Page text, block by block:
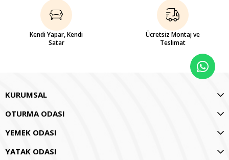
Kendi Yapar, Kendi
Satar
Ücretsiz Montaj ve
Teslimat
KURUMSAL
OTURMA ODASI
YEMEK ODASI
YATAK ODASI